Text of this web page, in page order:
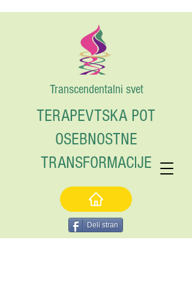
Transcendentalni svet
TERAPEVTSKA POT
OSEBNOSTNE
TRANSFORMACIJE
Deli stran